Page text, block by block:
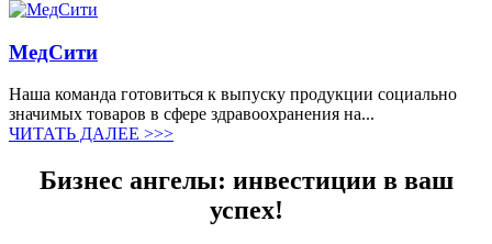
МедСити
Наша команда готовиться к выпуску продукции социально
значимых товаров в сфере здравоохранения на...
ЧИТАТЬ ДАЛЕЕ >>>
Бизнес ангелы: инвестиции в ваш
успех!